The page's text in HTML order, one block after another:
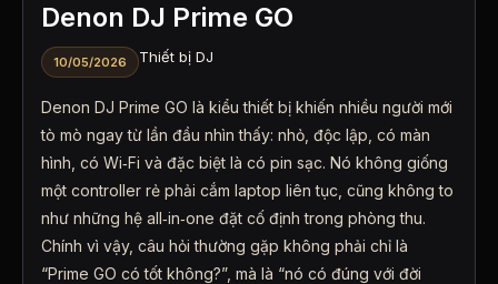
Denon DJ Prime GO
10/05/2026 Thiết bị DJ
Denon DJ Prime GO là kiểu thiết bị khiến nhiều người mới
tò mò ngay từ lần đầu nhìn thấy: nhỏ, độc lập, có màn
hình, có Wi‑Fi và đặc biệt là có pin sạc. Nó không giống
một controller rẻ phải cắm laptop liên tục, cũng không to
như những hệ all‑in‑one đặt cố định trong phòng thu.
Chính vì vậy, câu hỏi thường gặp không phải chỉ là
“Prime GO có tốt không?”, mà là “nó có đúng với đời